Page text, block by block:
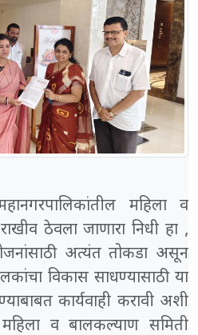
महिला व
ठेवला जाणारा निधी हा ,
अत्यंत तोकडा असून
विकास साधण्यासाठी या
कार्यवाही करावी अशी
महिला व बालकल्याण समिती